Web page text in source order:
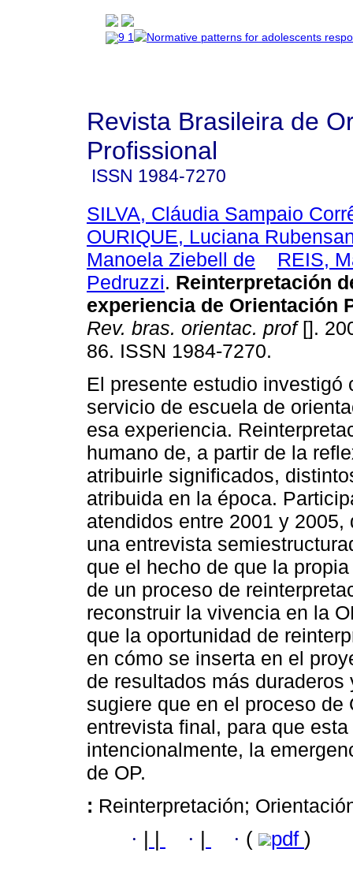
Revista Brasileira de
Profissional
ISSN 1984-7270
SILVA, Cláudia Sampaio
OURIQUE, Luciana
Manoela Ziebell de
REIS,
Pedruzzi. Reinterpretación
experiencia de Orientación
Rev. bras. orientac. prof[].
86. ISSN 1984-7270.
El presente estudio
servicio de escuela de
esa experiencia.
humano de, a partir de la
atribuirle significados,
atribuida en la época.
atendidos entre 2001 y
una entrevista
que el hecho de que la
de un proceso de
reconstruir la vivencia en la
que la oportunidad de
en cómo se inserta en el
de resultados más
sugiere que en el proceso
entrevista final, para que
intencionalmente, la
de OP.
: Reinterpretación;
· · · ( pdf )